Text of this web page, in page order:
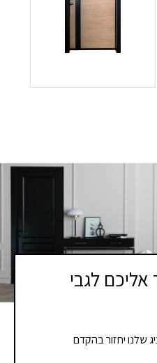
אליכם לגבי
שלנו יחזור בהקדם